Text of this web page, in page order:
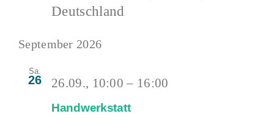
Deutschland
September 2026
Sa.
26
Handwerkstatt
26.09., 10:00 – 16:00